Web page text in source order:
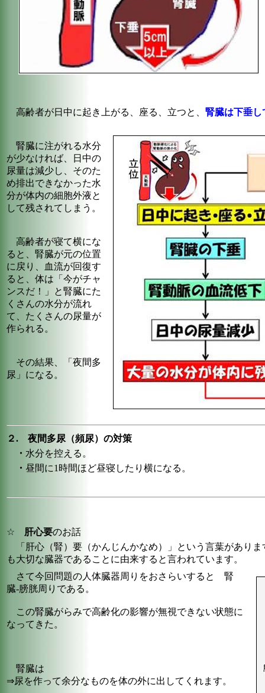
高齢者が日中に起き上がる、座る、立つと、 腎臓は下垂し
腎臓に注がれる水分
が少なければ、日中の
尿量は減少し、そのた
め排出できなかった水
分が体内の細胞外液と
して残されてしまう。
高齢者が寝て横にな
ると、腎臓が元の位置
に戻り、血流が回復す
ると、体は「今がチャ
ンスだ！」と腎臓にた
くさんの水分が流れ
て、たくさんの尿量が
作られる。
その結果、「夜間多
尿」になる。
２. 夜間多尿（頻尿）の対策
・ 水分を控える。
・ 昼間に1時間ほど昼寝したり横になる。
☆ 肝心要のお話
「肝心（腎）要（かんじんかなめ）」という言葉があり
も大切な臓器であることに由来すると言われています。
さて今回問題の人体臓器周りをおさらいすると 腎
臓-膀胱周りである。
この腎臓がらみで高齢化の影響が無視できない状態に
なってきた。
腎臓は
⇒尿を作って余分なものを体の外に出してくれます。